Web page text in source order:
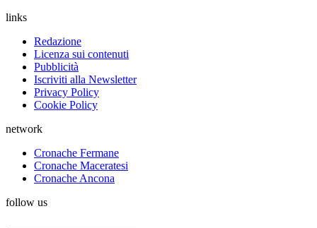
links
Redazione
Licenza sui contenuti
Pubblicità
Iscriviti alla Newsletter
Privacy Policy
Cookie Policy
network
Cronache Fermane
Cronache Maceratesi
Cronache Ancona
follow us